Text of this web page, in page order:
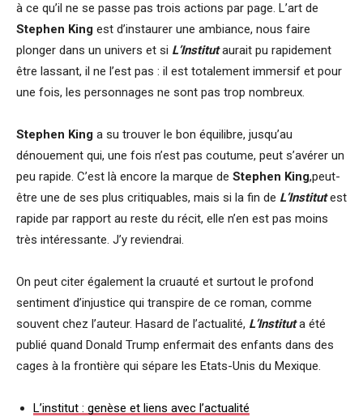
à ce qu’il ne se passe pas trois actions par page. L’art de
Stephen King est d’instaurer une ambiance, nous faire
plonger dans un univers et si L’Institutaurait pu rapidement
être lassant, il ne l’est pas : il est totalement immersif et pour
une fois, les personnages ne sont pas trop nombreux.
Stephen King a su trouver le bon équilibre, jusqu’au
dénouement qui, une fois n’est pas coutume, peut s’avérer un
peu rapide. C’est là encore la marque de Stephen King,peut-
être une de ses plus critiquables, mais si la fin de L’Institutest
rapide par rapport au reste du récit, elle n’en est pas moins
très intéressante. J’y reviendrai.
On peut citer également la cruauté et surtout le profond
sentiment d’injustice qui transpire de ce roman, comme
souvent chez l’auteur. Hasard de l’actualité, L’Instituta été
publié quand Donald Trump enfermait des enfants dans des
cages à la frontière qui sépare les Etats-Unis du Mexique.
L’institut : genèse et liens avec l’actualité